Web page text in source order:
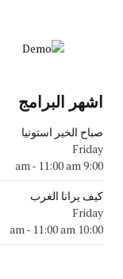
اشهر البرامج
صباح الخير استونيا
Friday
9:00 am
- 11:00 am
كيف يرانا الغرب
Friday
10:00 am
- 11:00 am